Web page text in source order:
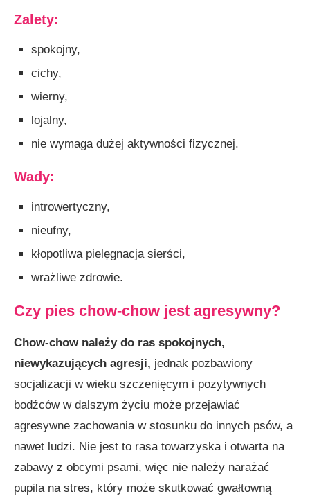
Zalety:
spokojny,
cichy,
wierny,
lojalny,
nie wymaga dużej aktywności fizycznej.
Wady:
introwertyczny,
nieufny,
kłopotliwa pielęgnacja sierści,
wrażliwe zdrowie.
Czy pies chow-chow jest agresywny?
Chow-chow należy do ras spokojnych,
niewykazujących agresji, jednak pozbawiony
socjalizacji w wieku szczenięcym i pozytywnych
bodźców w dalszym życiu może przejawiać
agresywne zachowania w stosunku do innych psów, a
nawet ludzi. Nie jest to rasa towarzyska i otwarta na
zabawy z obcymi psami, więc nie należy narażać
pupila na stres, który może skutkować gwałtowną